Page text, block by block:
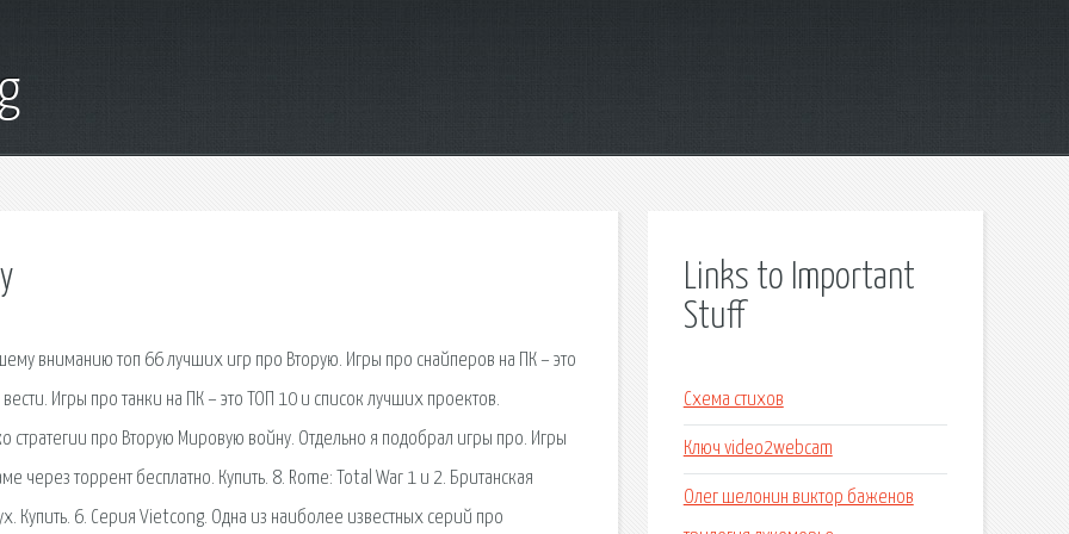
вниманию топ 66 лучших игр про Вторую. Игры про снайперов на ПК – это
Игры про танки на ПК – это ТОП 10 и список лучших проектов.
стратегии про Вторую Мировую войну. Отдельно я подобрал игры про. Игры
через торрент бесплатно. Купить. 8. Rome: Total War 1 и 2. Британская
Купить. 6. Серия Vietcong. Одна из наиболее известных серий про
Links to Important
Stuff
Схема стихов
Ключ video2webcam
Олег шелонин виктор баженов